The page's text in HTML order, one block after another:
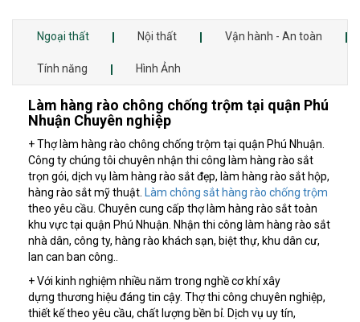
Ngoại thất Nội thất Vận hành - An toàn
Tính năng Hình Ảnh
Làm hàng rào chông chống trộm tại quận Phú
Nhuận Chuyên nghiệp
+ Thợ làm hàng rào chông chống trộm tại quận Phú Nhuận.
Công ty chúng tôi chuyên nhận thi công làm hàng rào sắt
trọn gói, dịch vụ làm hàng rào sắt đẹp, làm hàng rào sắt hộp,
hàng rào sắt mỹ thuật.
Làm chông sắt hàng rào chống trộm
theo yêu cầu. Chuyên cung cấp thợ làm hàng rào sắt toàn
khu vực tại quận Phú Nhuận. Nhận thi công làm hàng rào sắt
nhà dân, công ty, hàng rào khách sạn, biệt thự, khu dân cư,
lan can ban công..
+ Với kinh nghiệm nhiều năm trong nghề cơ khí xây
dựng thương hiệu đáng tin cậy. Thợ thi công chuyên nghiệp,
thiết kế theo yêu cầu, chất lượng bền bỉ. Dịch vụ uy tín,